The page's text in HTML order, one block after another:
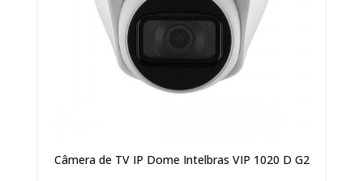
Câmera de TV IP Dome Intelbras VIP 1020 D G2